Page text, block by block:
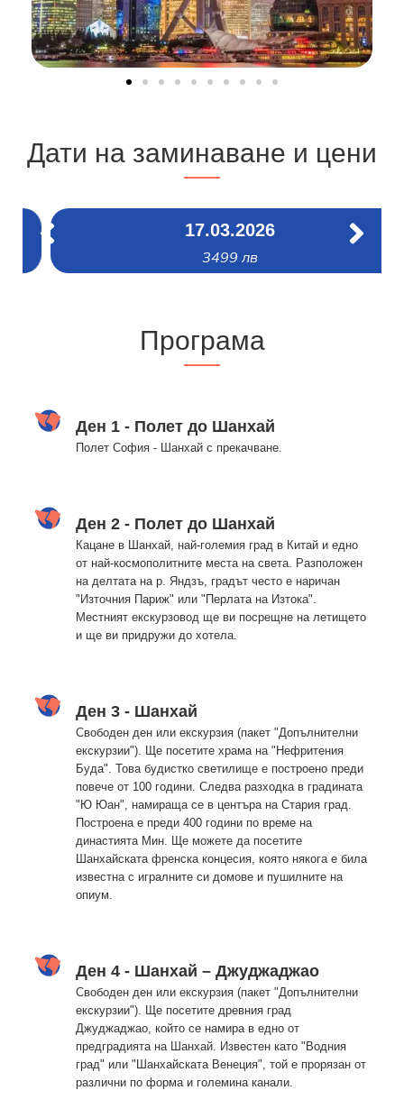
Дати на заминаване и цени
17.03.2026
3499 лв
Програма
Ден 1 - Полет до Шанхай
Полет София - Шанхай с прекачване.
Ден 2 - Полет до Шанхай
Кацане в Шанхай, най-големия град в Китай и едно
от най-космополитните места на света. Разположен
на делтата на р. Яндзъ, градът често е наричан
"Източния Париж" или "Перлата на Изтока".
Mестният екскурзовод ще ви посрещне на летището
и ще ви придружи до хотела.
Ден 3 - Шанхай
Свободен ден или екскурзия (пакет "Допълнителни
екскурзии"). Ще посетите храма на "Нефритения
Буда". Това будистко светилище е построено преди
повече от 100 години. Следва разходка в градината
"Ю Юан", намираща се в центъра на Стария град.
Построена е преди 400 години по време на
династията Мин. Ще можете да посетите
Шанхайската френска концесия, която някога е била
известна с игралните си домове и пушилните на
опиум.
Ден 4 - Шанхай – Джуджаджао
Свободен ден или екскурзия (пакет "Допълнителни
екскурзии"). Ще посетите древния град
Джуджаджао, който се намира в едно от
предградията на Шанхай. Известен като "Водния
град" или "Шанхайската Венеция", той е прорязан от
различни по форма и големина канали.